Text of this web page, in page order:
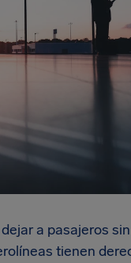
a pasajeros
tienen